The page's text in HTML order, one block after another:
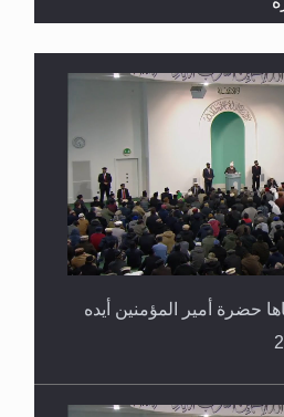
حضرة أمير المؤمنين أيده